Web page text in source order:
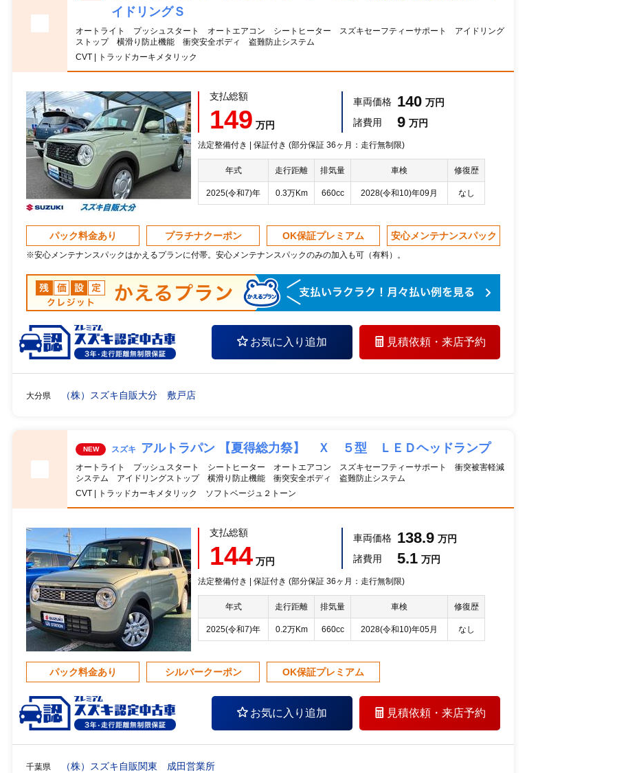
イドリングＳ
オートライト プッシュスタート オートエアコン シートヒーター スズキセーフティーサポート アイドリング
ストップ 横滑り防止機能 衝突安全ボディ 盗難防止システム
CVT | トラッドカーキメタリック
支払総額
149 万円
車両価格 140 万円
諸費用
9 万円
法定整備付き | 保証付き (部分保証 36ヶ月：走行無制限)
年式 走行距離 排気量 車検 修復歴
2025(令和7)年 0.3万Km 660cc 2028(令和10)年09月 なし
パック料金あり プラチナクーポン OK保証プレミアム 安心メンテナンスパック
※安心メンテナンスパックはかえるプランに付帯。安心メンテナンスパックのみの加入も可（有料）。
お気に入り追加 見積依頼・ 来店予約
大分県 （株）スズキ自販大分 敷戸店
NEW スズキ アルトラパン 【夏得総力祭】 Ｘ ５型 ＬＥＤヘッドランプ
オートライト プッシュスタート シートヒーター オートエアコン スズキセーフティーサポート 衝突被害軽減
システム アイドリングストップ 横滑り防止機能 衝突安全ボディ 盗難防止システム
CVT | トラッドカーキメタリック ソフトベージュ２トーン
支払総額
144 万円
車両価格 138.9 万円
諸費用
5.1 万円
法定整備付き | 保証付き (部分保証 36ヶ月：走行無制限)
年式 走行距離 排気量 車検 修復歴
2025(令和7)年 0.2万Km 660cc 2028(令和10)年05月 なし
パック料金あり シルバークーポン OK保証プレミアム
お気に入り追加 見積依頼・ 来店予約
千葉県 （株）スズキ自販関東 成田営業所